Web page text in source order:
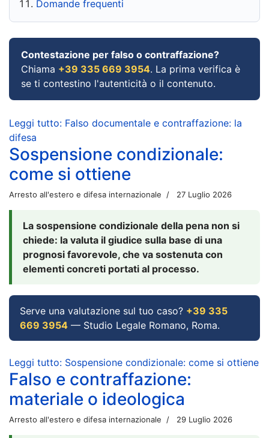
Domande frequenti
Contestazione per falso o contraffazione?
Chiama +39 335 669 3954. La prima verifica è
se ti contestino l'autenticità o il contenuto.
Leggi tutto: Falso documentale e contraffazione: la
difesa
Sospensione condizionale:
come si ottiene
Arresto all'estero e difesa internazionale 27 Luglio 2026
La sospensione condizionale della pena non si
chiede: la valuta il giudice sulla base di una
prognosi favorevole, che va sostenuta con
elementi concreti portati al processo.
Serve una valutazione sul tuo caso? +39 335
669 3954 — Studio Legale Romano, Roma.
Leggi tutto: Sospensione condizionale: come si ottiene
Falso e contraffazione:
materiale o ideologica
Arresto all'estero e difesa internazionale 29 Luglio 2026